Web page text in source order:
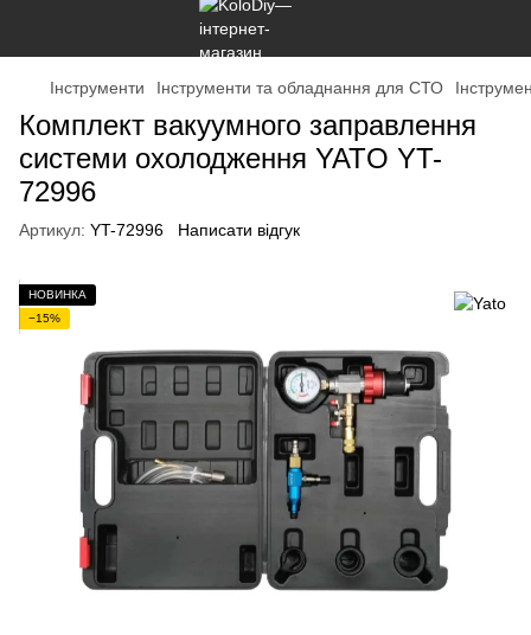
Інструменти Інструменти та обладнання для СТО
Комплект вакуумного заправлення
системи охолодження YATO YT-
72996
Артикул: YT-72996 Написати відгук
НОВИНКА
−15%